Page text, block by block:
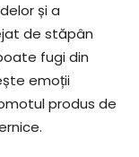
și a
de stăpân
fugi din
emoții
produs de